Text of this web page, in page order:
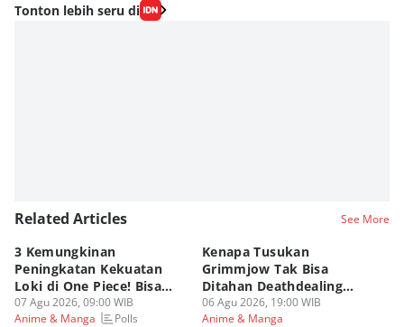
Tonton lebih seru di
Related Articles See More
3 Kemungkinan
Peningkatan Kekuatan
Loki di One Piece! Bisa
Lebih OP?
07 Agu 2026, 09:00 WIB
Anime & Manga
Polls
Kenapa Tusukan
Grimmjow Tak Bisa
Ditahan Deathdealing
Askin Bleach?
06 Agu 2026, 19:00 WIB
Anime & Manga